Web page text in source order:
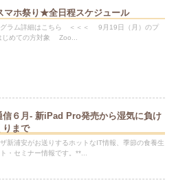
マホ祭り★全日程スケジュール
ラム詳細はこちら ＜＜＜ 9月19日（月）のプ
めての方対象 Zoo...
信６月- 新iPad Pro発売から湿気に負け
りまで
新浦安がお送りするホットなIT情報、季節の食養生
・セミナー情報です。**...